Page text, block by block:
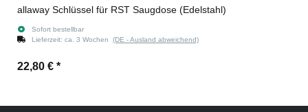
allaway Schlüssel für RST Saugdose (Edelstahl)
Sofort bestellbar
Lieferzeit: ca. 3 Wochen (DE - Ausland abweichend)
22,80 € *